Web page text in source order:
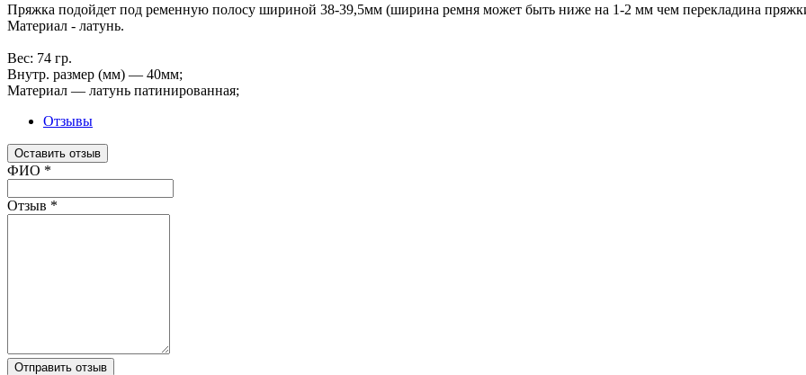
Пряжка подойдет под ременную полосу шириной 38-39,5мм (ширина ремня может быть ниже на 1-2 мм чем перекладина
Материал - латунь.
Вес: 74 гр.
Внутр. размер (мм) — 40мм;
Материал — латунь патинированная;
Отзывы
Оставить отзыв
Ваш отзыв был отправлен!
ФИО *
Отзыв *
Отправить отзыв